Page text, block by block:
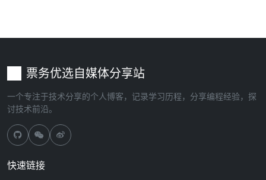
票务优选自媒体分享站
一个专注于技术分享的个人博客，记录学习历程，分享编程经验，探
讨技术前沿。
快速链接